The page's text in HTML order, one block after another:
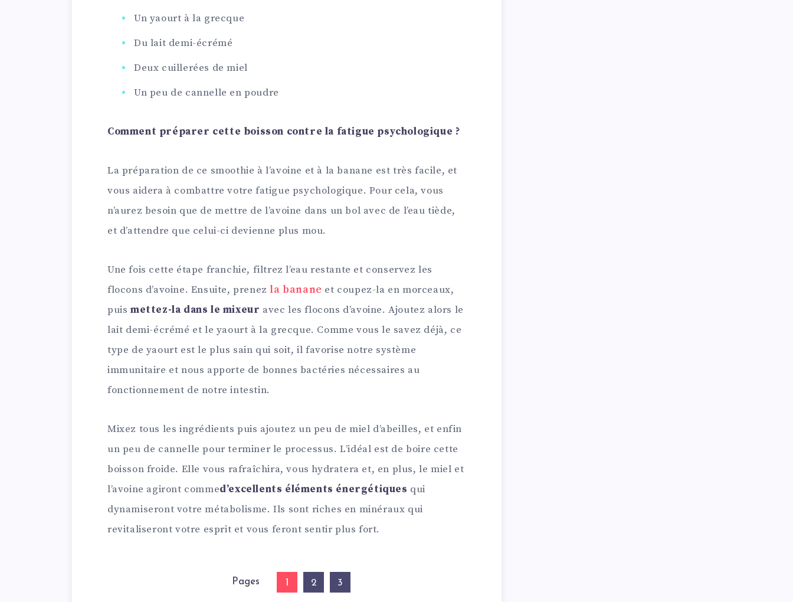
Un yaourt à la grecque
Du lait demi-écrémé
Deux cuillerées de miel
Un peu de cannelle en poudre
Comment préparer cette boisson contre la fatigue psychologique ?
La préparation de ce smoothie à l’avoine et à la banane est très facile, et
vous aidera à combattre votre fatigue psychologique. Pour cela, vous
n’aurez besoin que de mettre de l’avoine dans un bol avec de l’eau tiède,
et d’attendre que celui-ci devienne plus mou.
Une fois cette étape franchie, filtrez l’eau restante et conservez les
flocons d’avoine. Ensuite, prenez la banane et coupez-la en morceaux,
puis mettez-la dans le mixeur avec les flocons d’avoine. Ajoutez alors le
lait demi-écrémé et le yaourt à la grecque. Comme vous le savez déjà, ce
type de yaourt est le plus sain qui soit, il favorise notre système
immunitaire et nous apporte de bonnes bactéries nécessaires au
fonctionnement de notre intestin.
Mixez tous les ingrédients puis ajoutez un peu de miel d’abeilles, et enfin
un peu de cannelle pour terminer le processus. L’idéal est de boire cette
boisson froide. Elle vous rafraîchira, vous hydratera et, en plus, le miel et
l’avoine agiront commed’excellents éléments énergétiques qui
dynamiseront votre métabolisme. Ils sont riches en minéraux qui
revitaliseront votre esprit et vous feront sentir plus fort.
Pages 1 2 3